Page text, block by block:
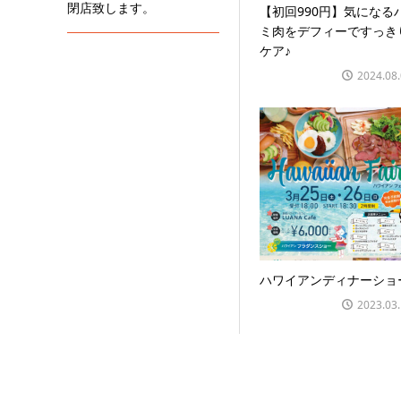
【初回990円】気になる
ミ肉をデフィーですっき
ケア♪
ハワイアンディナーショ
閉店致します。